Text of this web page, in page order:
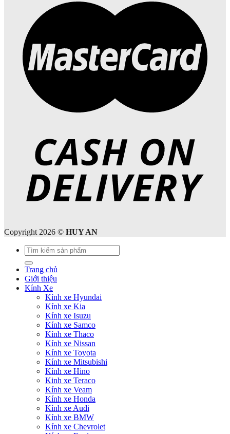
Copyright 2026 © HUY AN
Tìm
kiếm:
Trang chủ
Giới thiệu
Kính Xe
Kính xe Hyundai
Kính xe Kia
Kính xe Isuzu
Kính xe Samco
Kính xe Thaco
Kính xe Nissan
Kính xe Toyota
Kính xe Mitsubishi
Kính xe Hino
Kinh xe Teraco
Kính xe Veam
Kính xe Honda
Kính xe Audi
Kính xe BMW
Kính xe Chevrolet